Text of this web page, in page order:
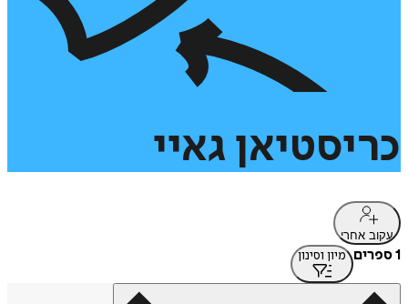
כריסטיאן גאיי
עקוב אחרי
1 ספרים מיון וסינון